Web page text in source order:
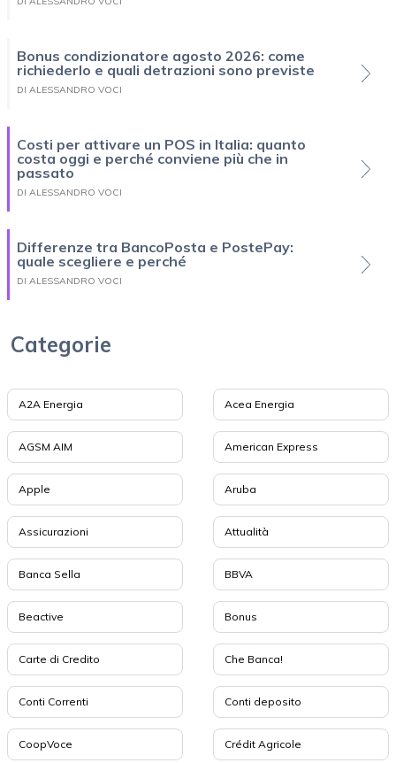
Bonus condizionatore agosto 2026: come
richiederlo e quali detrazioni sono previste
DI ALESSANDRO VOCI
Costi per attivare un POS in Italia: quanto
costa oggi e perché conviene più che in
passato
DI ALESSANDRO VOCI
Differenze tra BancoPosta e PostePay:
quale scegliere e perché
DI ALESSANDRO VOCI
Categorie
A2A Energia Acea Energia
AGSM AIM American Express
Apple Aruba
Assicurazioni Attualità
Banca Sella BBVA
Beactive Bonus
Carte di Credito Che Banca!
Conti Correnti Conti deposito
CoopVoce Crédit Agricole